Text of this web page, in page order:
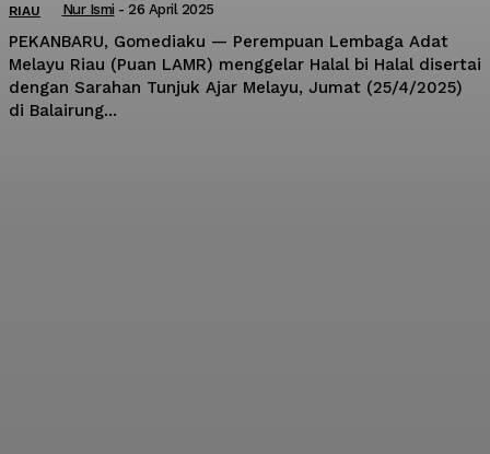
RIAU Nur Ismi - 26 April 2025
PEKANBARU, Gomediaku — Perempuan Lembaga Adat
Melayu Riau (Puan LAMR) menggelar Halal bi Halal disertai
dengan Sarahan Tunjuk Ajar Melayu, Jumat (25/4/2025)
di Balairung...